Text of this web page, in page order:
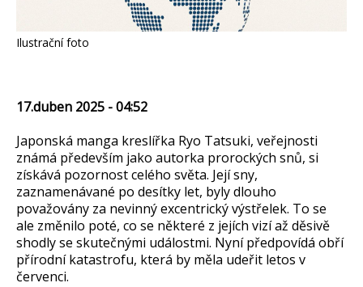
Ilustrační foto
17.duben 2025 - 04:52
Japonská manga kreslířka Ryo Tatsuki, veřejnosti
známá především jako autorka prorockých snů, si
získává pozornost celého světa. Její sny,
zaznamenávané po desítky let, byly dlouho
považovány za nevinný excentrický výstřelek. To se
ale změnilo poté, co se některé z jejích vizí až děsivě
shodly se skutečnými událostmi. Nyní předpovídá obří
přírodní katastrofu, která by měla udeřit letos v
červenci.